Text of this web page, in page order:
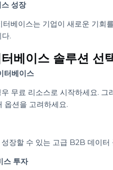
는 중개업자와 에이전시에
는 B2B 데이터
캠페인이 적절한 대상에 도달
보를 통해 영업팀은 가장 유
스 성장
이터베이스는 기업이 새로운
니다.